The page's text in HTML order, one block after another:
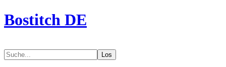
Bostitch DE
Los